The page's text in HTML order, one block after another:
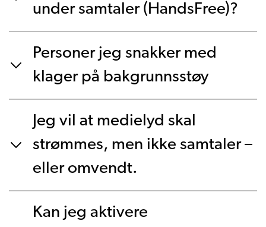
under samtaler (HandsFree)?
Personer jeg snakker med
klager på bakgrunnsstøy
Jeg vil at medielyd skal
strømmes, men ikke samtaler –
eller omvendt.
Kan jeg aktivere